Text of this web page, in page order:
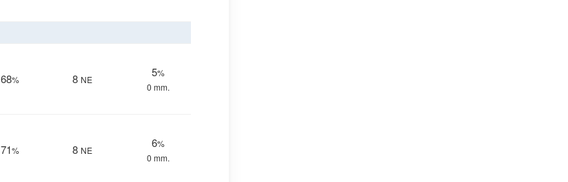
68% 8 NE
5%
0 mm.
71% 8 NE
6%
0 mm.